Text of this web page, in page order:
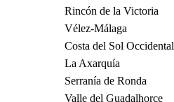
Rincón de la Victoria
Vélez-Málaga
Costa del Sol Occidental
La Axarquía
Serranía de Ronda
Valle del Guadalhorce